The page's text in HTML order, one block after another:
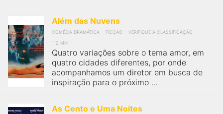
Além das Nuvens
COMÉDIA DRAMÁTICA FICÇÃO
VERIFIQUE A CLASSIFICAÇÃO
112 MIN
Quatro variações sobre o tema amor, em
quatro cidades diferentes, por onde
acompanhamos um diretor em busca de
inspiração para o próximo ...
As Cento e Uma Noites